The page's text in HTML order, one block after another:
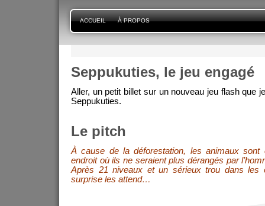
ACCUEIL À PROPOS
Seppukuties, le jeu engagé
Aller, un petit billet sur un nouveau jeu flash que
Seppukuties.
Le pitch
À cause de la déforestation, les animaux sont
endroit où ils ne seraient plus dérangés par
Après 21 niveaux et un sérieux trou dans les
surprise les attend…